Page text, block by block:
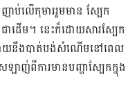
ាប់លើកុមាររួមមាន ស្បែក​
ជាដើម។ នេះក៏ដោយសារ​ស្បែក
ងាយ​នឹងបាត់បង់សំណើមនៅពេល​
ឡាញ់​​ពីការមាន​បញ្ហា​ស្បែក​ក្នុង